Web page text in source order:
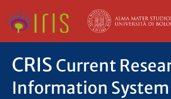
CRIS Current
Information System